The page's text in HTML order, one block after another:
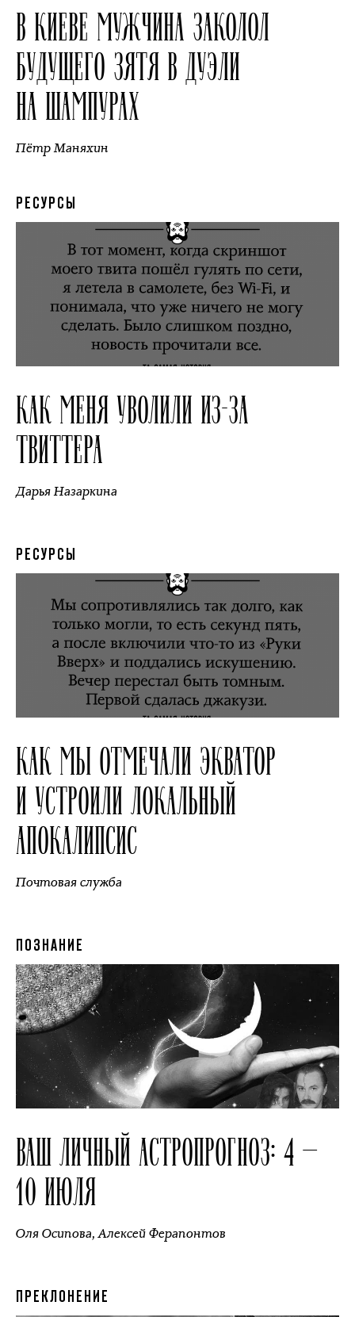
В КИЕВЕ МУЖЧИНА ЗАКОЛОЛ
БУДУЩЕГО ЗЯТЯ В ДУЭЛИ
НА ШАМПУРАХ
Пётр Маняхин
РЕСУРСЫ
КАК МЕНЯ УВОЛИЛИ ИЗ-ЗА
ТВИТТЕРА
Дарья Назаркина
РЕСУРСЫ
КАК МЫ ОТМЕЧАЛИ ЭКВАТОР
И УСТРОИЛИ ЛОКАЛЬНЫЙ
АПОКАЛИПСИС
Почтовая служба
ПОЗНАНИЕ
ВАШ ЛИЧНЫЙ АСТРОПРОГНОЗ: 4 —
10 ИЮЛЯ
Оля Осипова,Алексей Ферапонтов
ПРЕКЛОНЕНИЕ